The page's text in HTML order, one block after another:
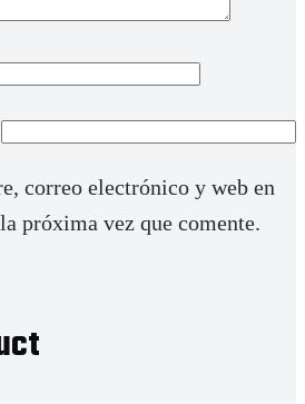
correo electrónico y web en
próxima vez que comente.